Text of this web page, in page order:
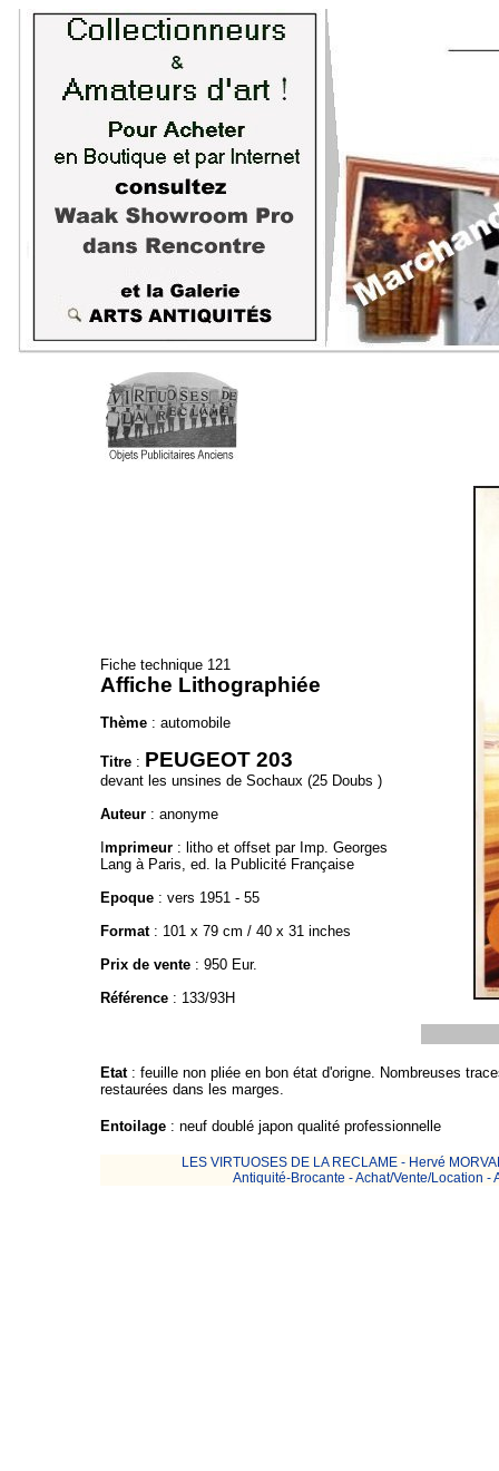
Fiche technique 121
Affiche Lithographiée
Thème : automobile
Titre : PEUGEOT 203
devant les unsines de Sochaux (25 Doubs )
Auteur : anonyme
mprimeur : litho et offset par Imp. Georges
Lang à Paris, ed. la Publicité Française
Epoque : vers 1951 - 55
Format: 101 x 79 cm / 40 x 31 inches
Prix de vente : 950 Eur.
Référence : 133/93H
Etat: feuille non pliée en bon état d'origne. Nombreuses
restaurées dans les marges.
Entoilage : neuf doublé japon qualité professionnelle
LES VIRTUOSES DE LA RECLAME - Hervé
Antiquité-Brocante - Achat/Vente/Location